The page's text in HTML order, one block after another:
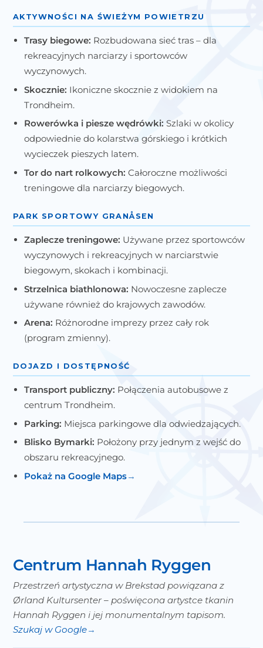
AKTYWNOŚCI NA ŚWIEŻYM POWIETRZU
Trasy biegowe: Rozbudowana sieć tras – dla
rekreacyjnych narciarzy i sportowców
wyczynowych.
Skocznie: Ikoniczne skocznie z widokiem na
Trondheim.
Rowerówka i piesze wędrówki: Szlaki w okolicy
odpowiednie do kolarstwa górskiego i krótkich
wycieczek pieszych latem.
Tor do nart rolkowych: Całoroczne możliwości
treningowe dla narciarzy biegowych.
PARK SPORTOWY GRANÅSEN
Zaplecze treningowe: Używane przez sportowców
wyczynowych i rekreacyjnych w narciarstwie
biegowym, skokach i kombinacji.
Strzelnica biathlonowa: Nowoczesne zaplecze
używane również do krajowych zawodów.
Arena: Różnorodne imprezy przez cały rok
(program zmienny).
DOJAZD I DOSTĘPNOŚĆ
Transport publiczny: Połączenia autobusowe z
centrum Trondheim.
Parking: Miejsca parkingowe dla odwiedzających.
Blisko Bymarki: Położony przy jednym z wejść do
obszaru rekreacyjnego.
Pokaż na Google Maps
Centrum Hannah Ryggen
Przestrzeń artystyczna w Brekstad powiązana z
Ørland Kultursenter – poświęcona artystce tkanin
Hannah Ryggen i jej monumentalnym tapisom.
Szukaj w Google